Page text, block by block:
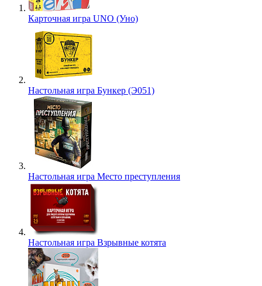
Карточная игра UNO (Уно)
Настольная игра Бункер (Э051)
Настольная игра Место преступления
Настольная игра Взрывные котята